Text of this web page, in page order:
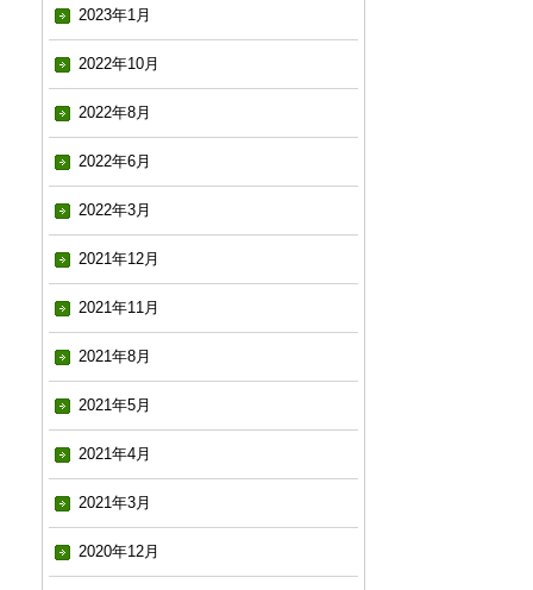
2023年1月
2022年10月
2022年8月
2022年6月
2022年3月
2021年12月
2021年11月
2021年8月
2021年5月
2021年4月
2021年3月
2020年12月